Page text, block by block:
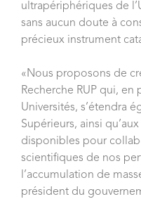
ultrapériphériques de
sans aucun doute à
précieux instrument
«Nous proposons de
Recherche RUP qui, en
Universités, s’étendra
Supérieurs, ainsi
disponibles pour
scientifiques de nos
l’accumulation de
président du